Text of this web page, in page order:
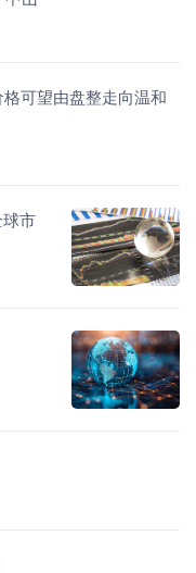
可望由盘整走向温和
市